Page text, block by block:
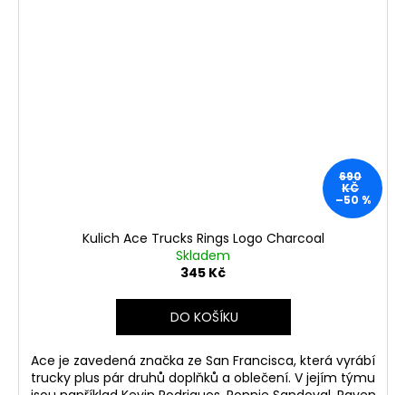
690
KČ
–50 %
Kulich Ace Trucks Rings Logo Charcoal
Skladem
345 Kč
DO KOŠÍKU
Ace je zavedená značka ze San Francisca, která vyrábí
trucky plus pár druhů doplňků a oblečení. V jejím týmu